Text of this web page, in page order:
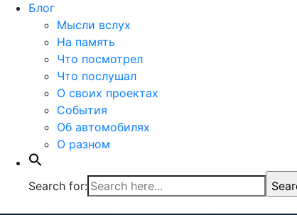
Блог
Мысли вслух
На память
Что посмотрел
Что послушал
О своих проектах
События
Об автомобилях
О разном
Search for: